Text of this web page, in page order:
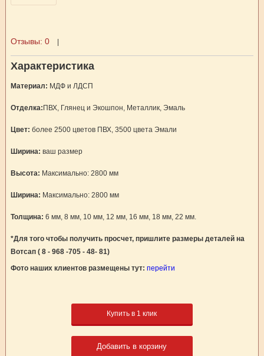
Отзывы: 0
Характеристика
Материал: МДФ и ЛДСП
Отделка: ПВХ, Глянец и Экошпон, Металлик, Эмаль
Цвет: более 2500 цветов ПВХ, 3500 цвета Эмали
Ширина: ваш размер
Высота: Максимально: 2800 мм
Ширина: Максимально: 2800 мм
Толщина: 6 мм, 8 мм, 10 мм, 12 мм, 16 мм, 18 мм, 22 мм.
*Для того чтобы получить просчет, пришлите размеры деталей на
Вотсап ( 8 - 968 -705 - 48- 81)
Фото наших клиентов размещены тут: перейти
Купить в 1 клик
Добавить в корзину